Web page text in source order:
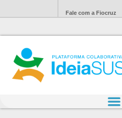
Fale com a Fiocruz